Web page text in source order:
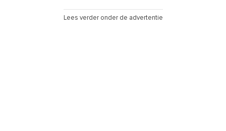
Lees verder onder de advertentie